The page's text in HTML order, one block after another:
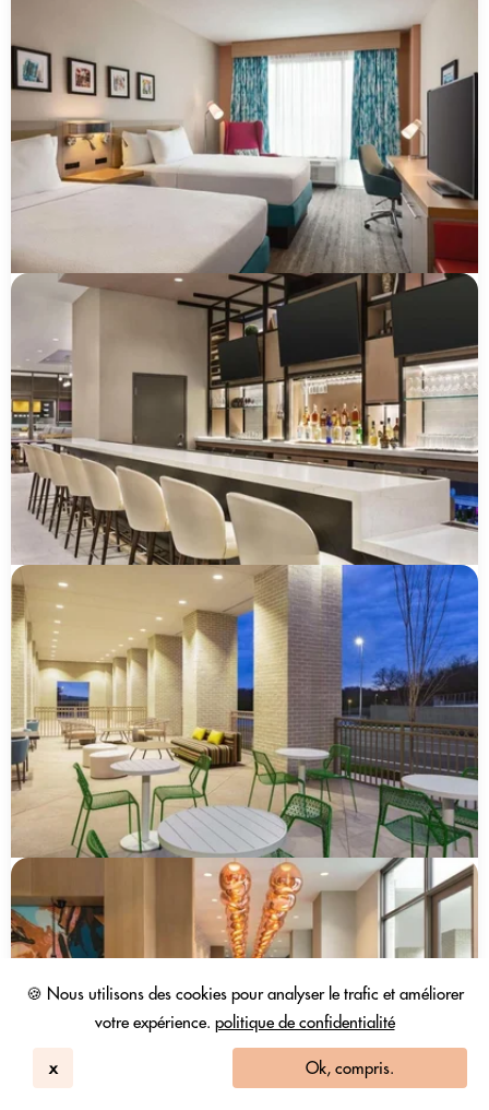
🍪 Nous utilisons des cookies pour analyser le trafic et améliorer
votre expérience. politique de confidentialité
x Ok, compris.